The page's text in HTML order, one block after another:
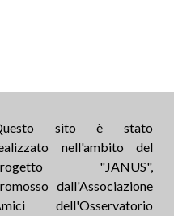
sito è stato
nell'ambito del
"JANUS",
dall'Associazione
dell'Osservatorio